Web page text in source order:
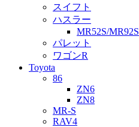
スイフト
ハスラー
MR52S/MR92S
パレット
ワゴンR
Toyota
86
ZN6
ZN8
MR-S
RAV4